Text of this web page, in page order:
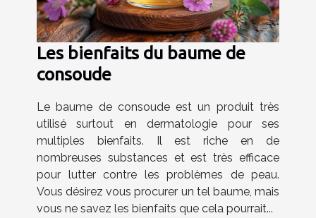
Les bienfaits du baume de
consoude
Le baume de consoude est un produit très
utilisé surtout en dermatologie pour ses
multiples bienfaits. Il est riche en de
nombreuses substances et est très efficace
pour lutter contre les problèmes de peau.
Vous désirez vous procurer un tel baume, mais
vous ne savez les bienfaits que cela pourrait...